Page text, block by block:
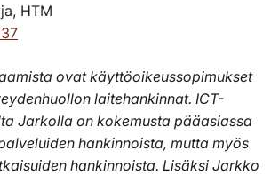
HTM
ovat käyttöoikeussopimukset
laitehankinnat. ICT-
Jarkolla on kokemusta pääasiassa
hankinnoista, mutta myös
hankinnoista. Lisäksi Jarkko